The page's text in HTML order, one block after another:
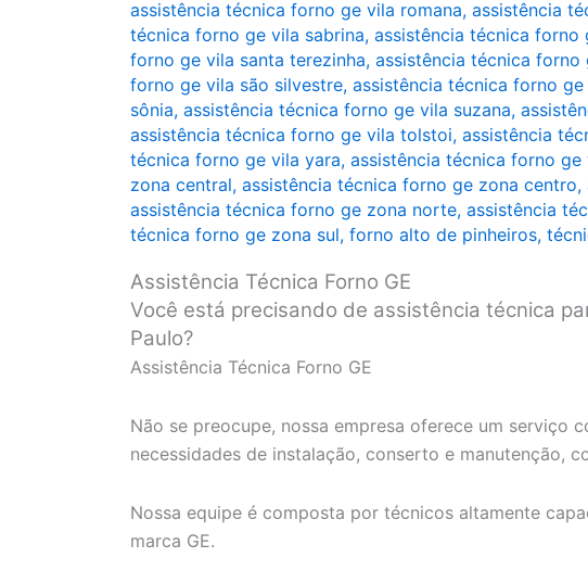
assistência técnica forno ge vila romana, assistência
técnica forno ge vila sabrina, assistência técnica forno
forno ge vila santa terezinha, assistência técnica forno
forno ge vila são silvestre, assistência técnica forno
sônia, assistência técnica forno ge vila suzana,
assistência técnica forno ge vila tolstoi, assistência
técnica forno ge vila yara, assistência técnica forno ge
zona central, assistência técnica forno ge zona centro,
assistência técnica forno ge zona norte, assistência
técnica forno ge zona sul, forno alto de pinheiros,
Assistência Técnica Forno GE
Você está precisando de assistência técnica
Paulo?
Assistência Técnica Forno GE
Não se preocupe, nossa empresa oferece um serviço
necessidades de instalação, conserto e manutenção,
Nossa equipe é composta por técnicos altamente
marca GE.